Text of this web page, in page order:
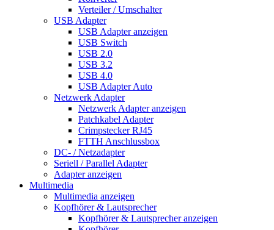
Verteiler / Umschalter
USB Adapter
USB Adapter anzeigen
USB Switch
USB 2.0
USB 3.2
USB 4.0
USB Adapter Auto
Netzwerk Adapter
Netzwerk Adapter anzeigen
Patchkabel Adapter
Crimpstecker RJ45
FTTH Anschlussbox
DC- / Netzadapter
Seriell / Parallel Adapter
Adapter anzeigen
Multimedia
Multimedia anzeigen
Kopfhörer & Lautsprecher
Kopfhörer & Lautsprecher anzeigen